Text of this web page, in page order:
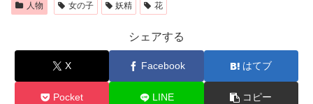
人物 女の子 妖精 花
シェアする
X Facebook はてブ
Pocket LINE コピー